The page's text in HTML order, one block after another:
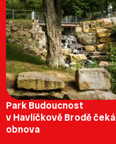
Park Budoucnost
v Havlíčkově Brodě čeká
obnova